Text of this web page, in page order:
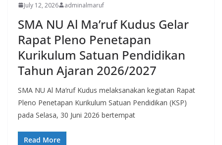
July 12, 2026 adminalmaruf
SMA NU Al Ma’ruf Kudus Gelar
Rapat Pleno Penetapan
Kurikulum Satuan Pendidikan
Tahun Ajaran 2026/2027
SMA NU Al Ma’ruf Kudus melaksanakan kegiatan Rapat
Pleno Penetapan Kurikulum Satuan Pendidikan (KSP)
pada Selasa, 30 Juni 2026 bertempat
Read More